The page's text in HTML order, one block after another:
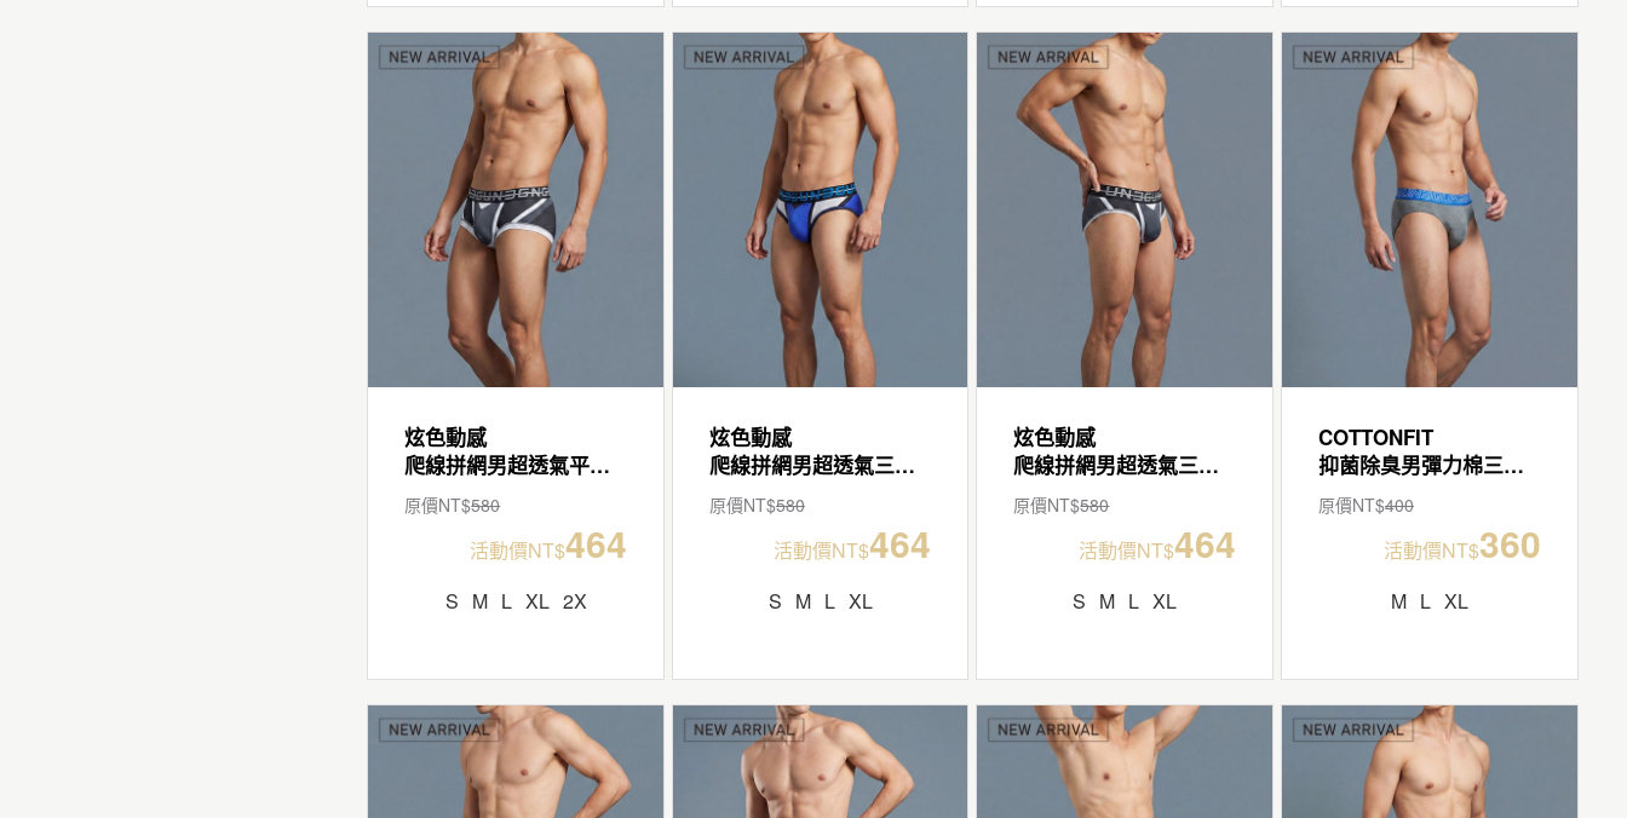
炫色動感
爬線拼網男超透氣平口褲
原價NT$580
活動價NT$464
S M L XL 2X
炫色動感
爬線拼網男超透氣三角褲
原價NT$580
活動價NT$464
S M L XL
炫色動感
爬線拼網男超透氣三角褲
原價NT$580
活動價NT$464
S M L XL
COTTONFIT
抑菌除臭男彈力棉三角褲
原價NT$400
活動價NT$360
M L XL